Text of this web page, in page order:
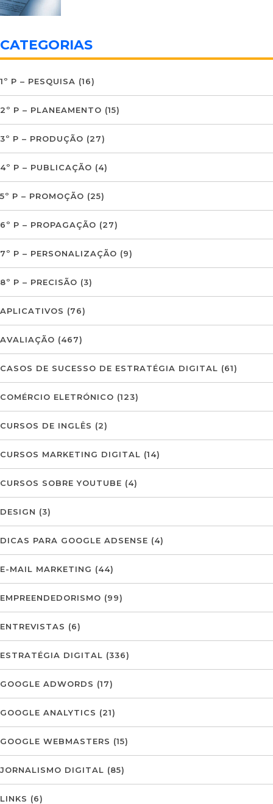
CATEGORIAS
1º P – PESQUISA (16)
2º P – PLANEAMENTO (15)
3º P – PRODUÇÃO (27)
4º P – PUBLICAÇÃO (4)
5º P – PROMOÇÃO (25)
6º P – PROPAGAÇÃO (27)
7º P – PERSONALIZAÇÃO (9)
8º P – PRECISÃO (3)
APLICATIVOS (76)
AVALIAÇÃO (467)
CASOS DE SUCESSO DE ESTRATÉGIA DIGITAL (61)
COMÉRCIO ELETRÓNICO (123)
CURSOS DE INGLÊS (2)
CURSOS MARKETING DIGITAL (14)
CURSOS SOBRE YOUTUBE (4)
DESIGN (3)
DICAS PARA GOOGLE ADSENSE (4)
E-MAIL MARKETING (44)
EMPREENDEDORISMO (99)
ENTREVISTAS (6)
ESTRATÉGIA DIGITAL (336)
GOOGLE ADWORDS (17)
GOOGLE ANALYTICS (21)
GOOGLE WEBMASTERS (15)
JORNALISMO DIGITAL (85)
LINKS (6)